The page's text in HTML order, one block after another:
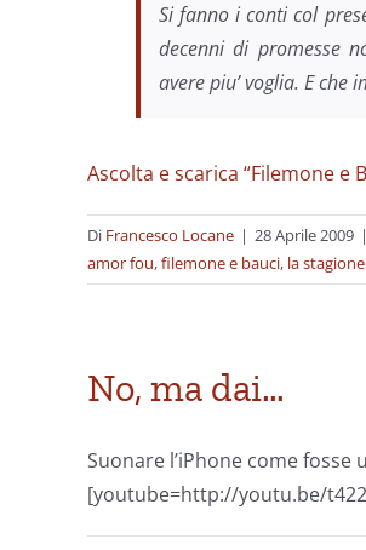
Si fanno i conti col
decenni di promesse
avere piu’ voglia. E
Ascolta e scarica “Filemone e
Di Francesco Locane | 28 Aprile 2009 |
amor fou,filemone e bauci, la
No, ma dai…
Suonare l’iPhone come
[youtube=http://youtu.be/